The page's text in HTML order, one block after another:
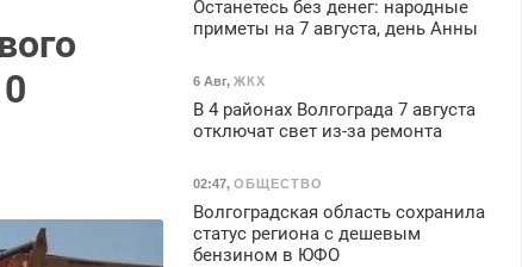
Останетесь без денег: народные
приметы на 7 августа, день Анны
6 Авг, ЖКХ
В 4 районах Волгограда 7 августа
отключат свет из-за ремонта
02:47, ОБЩЕСТВО
Волгоградская область сохранила
статус региона с дешевым
бензином в ЮФО